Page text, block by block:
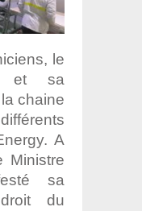
le
et sa
chaine
A
Ministre
sa
du